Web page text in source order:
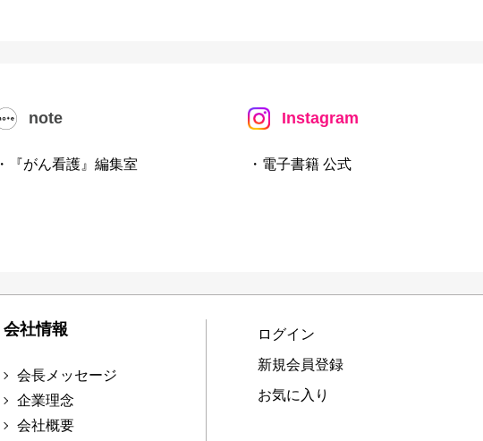
note
・『がん看護』編集室
Instagram
・電子書籍 公式
会社情報
会長メッセージ
企業理念
会社概要
ログイン
新規会員登録
お気に入り